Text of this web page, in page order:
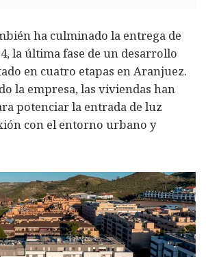
ha culminado la entrega de
la última fase de un desarrollo
en cuatro etapas en Aranjuez.
la empresa, las viviendas han
potenciar la entrada de luz
con el entorno urbano y